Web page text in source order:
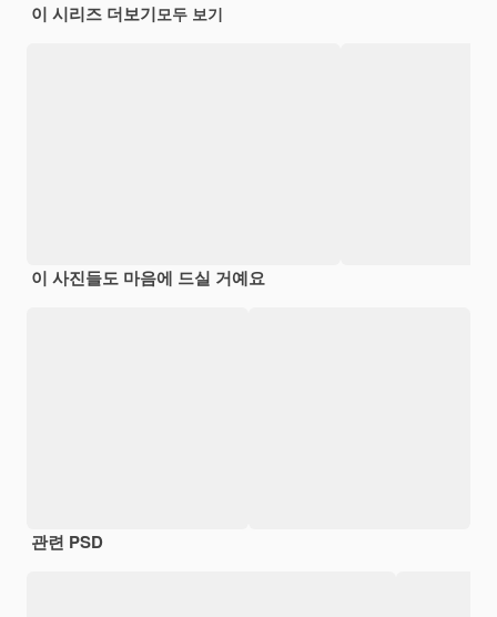
이 시리즈 더보기모두 보기
이 사진들도 마음에 드실 거예요
관련 PSD